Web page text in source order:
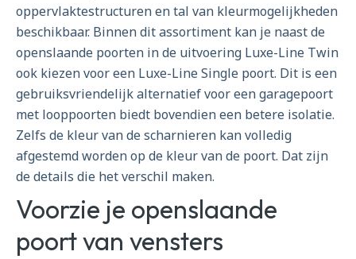
oppervlaktestructuren en tal van kleurmogelijkheden
beschikbaar. Binnen dit assortiment kan je naast de
openslaande poorten in de uitvoering Luxe-Line Twin
ook kiezen voor een Luxe-Line Single poort. Dit is een
gebruiksvriendelijk alternatief voor een garagepoort
met looppoorten biedt bovendien een betere isolatie.
Zelfs de kleur van de scharnieren kan volledig
afgestemd worden op de kleur van de poort. Dat zijn
de details die het verschil maken.
Voorzie je openslaande
poort van vensters